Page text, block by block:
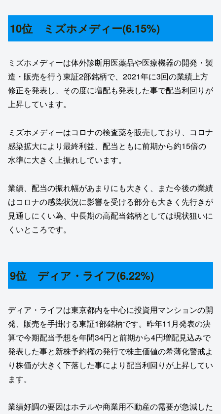
10位 ミズホメディー(6.15%)
ミズホメディーは体外診断用医薬品や医療機器の開発・製
造・販売を行う東証2部銘柄で、2021年に3回の業績上方
修正を発表し、その度に増配も発表した事で配当利回りが
上昇しています。
ミズホメディーはコロナの検査薬を販売しており、コロナ
感染拡大により最終利益、配当ともに前期から約15倍の
水準に大きく上振れしています。
業績、配当の振れ幅があまりにも大きく、また今後の業績
はコロナの感染状況に影響を受ける部分も大きく先行きが
見通しにくい為、中長期の高配当銘柄としては現状狙いに
くいところです。
9位 ディア・ライフ(6.22%)
ディア・ライフは東京都内を中心に投資用マンションの開
発、販売を手掛ける東証1部銘柄です。昨年11月発表の決
算で今期配当予想を年間34円と前期から4円増配見込みで
発表した事と新株予約権の発行で株主価値の希薄化警戒よ
り株価が大きく下落した事により配当利回りが上昇してい
ます。
業績好調の要因はホテルや商業用不動産の需要が急減した